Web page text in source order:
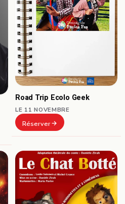
Road Trip Ecolo Geek
LE 11 NOVEMBRE
Réserver